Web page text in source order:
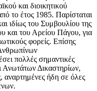
και διοικητικού
το έτος 1985. Παρίσταται
ιδίως του Συμβουλίου της
και του Αρείου Πάγου, για
φορείς. Επίσης
πολλές σημαντικές
Ανωτάτων Δικαστηρίων,
αναρτημένες ήδη σε όλες